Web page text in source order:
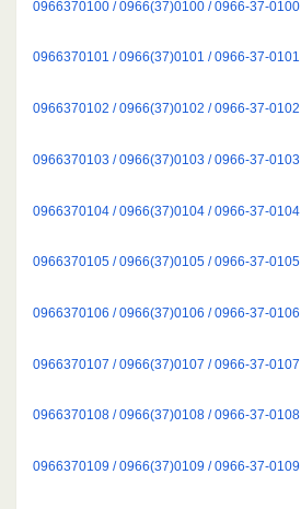
0966370100 / 0966(37)0100 / 0966-37-0100
0966370101 / 0966(37)0101 / 0966-37-0101
0966370102 / 0966(37)0102 / 0966-37-0102
0966370103 / 0966(37)0103 / 0966-37-0103
0966370104 / 0966(37)0104 / 0966-37-0104
0966370105 / 0966(37)0105 / 0966-37-0105
0966370106 / 0966(37)0106 / 0966-37-0106
0966370107 / 0966(37)0107 / 0966-37-0107
0966370108 / 0966(37)0108 / 0966-37-0108
0966370109 / 0966(37)0109 / 0966-37-0109